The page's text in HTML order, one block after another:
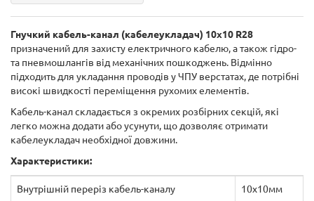
Гнучкий кабель-канал (кабелеукладач) 10x10 R28
призначений для захисту електричного кабелю, а також гідро-
та пневмошлангів від механічних пошкоджень. Відмінно
підходить для укладання проводів у ЧПУ верстатах, де потрібні
високі швидкості переміщення рухомих елементів.
Кабель-канал складається з окремих розбірних секцій, які
легко можна додати або усунути, що дозволяє отримати
кабелеукладач необхідної довжини.
Характеристики:
Внутрішній переріз кабель-каналу 10х10мм